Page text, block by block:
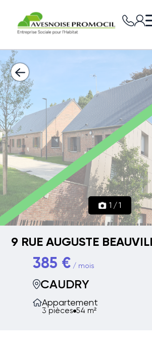
1 /1
9 RUE AUGUSTE
385 €/ mois
CAUDRY
Appartement
3 pièces 54 m²